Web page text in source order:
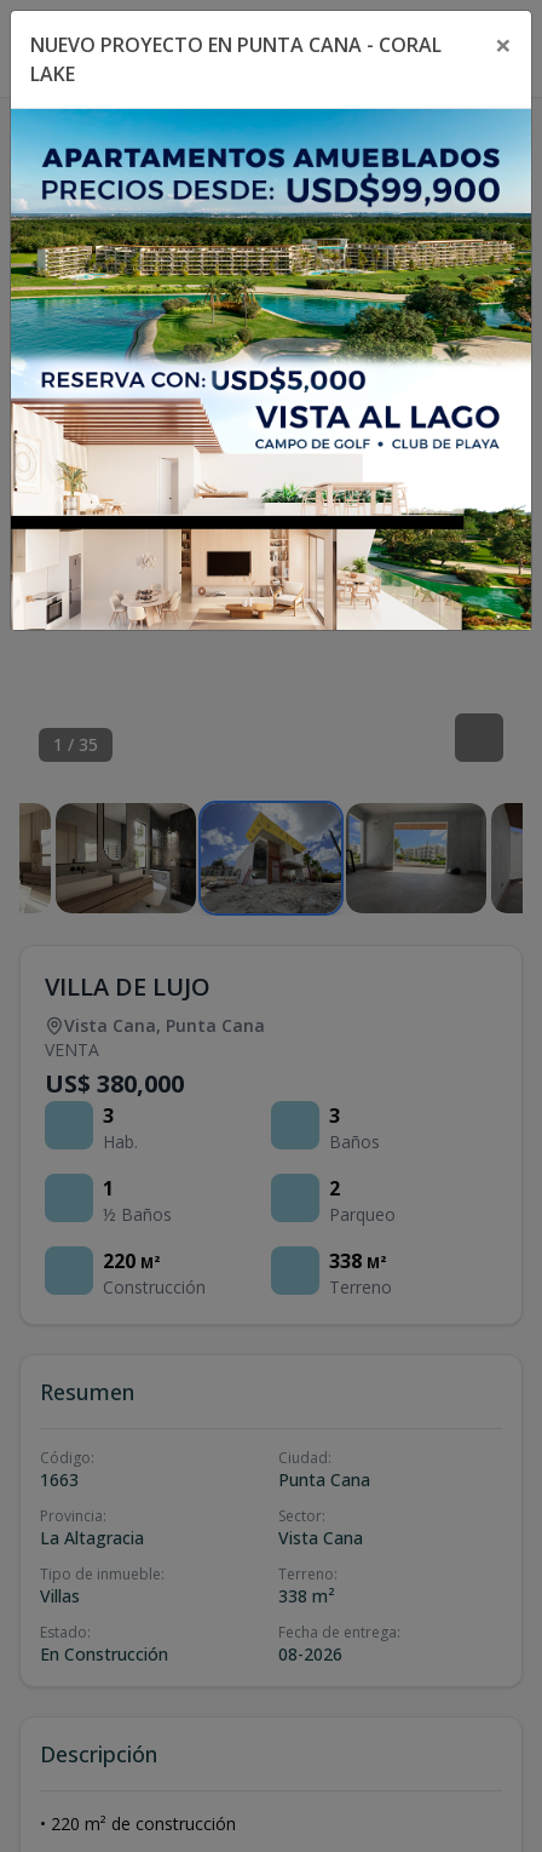
Toggle navigation menu
1 / 35
VILLA DE LUJO
Vista Cana, Punta Cana
VENTA
US$ 380,000
3
Hab.
3
Baños
1
½ Baños
2
Parqueo
220 M²
Construcción
338 M²
Terreno
Resumen
Código:
1663
Ciudad:
Punta Cana
Provincia:
La Altagracia
Sector:
Vista Cana
Tipo de inmueble:
Villas
Terreno:
338 m²
Estado:
En Construcción
Fecha de entrega:
08-2026
Descripción
• 220 m² de construcción
NUEVO PROYECTO EN PUNTA CANA - CORAL
LAKE
×